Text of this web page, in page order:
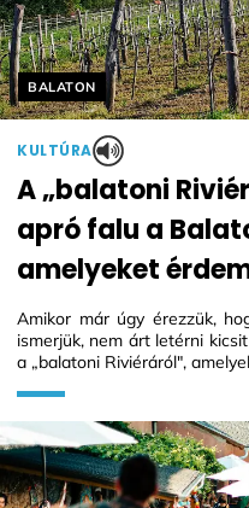
Helyszín címkék:
BALATON
KULTÚRA
A „balatoni
apró falu a
amelyeket
Amikor már úgy érezzük,
ismerjük, nem árt letérni
a „balatoni Riviéráról",